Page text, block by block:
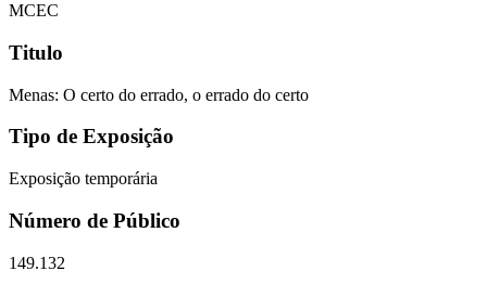
MCEC
Titulo
Menas: O certo do errado, o errado do certo
Tipo de Exposição
Exposição temporária
Número de Público
149.132